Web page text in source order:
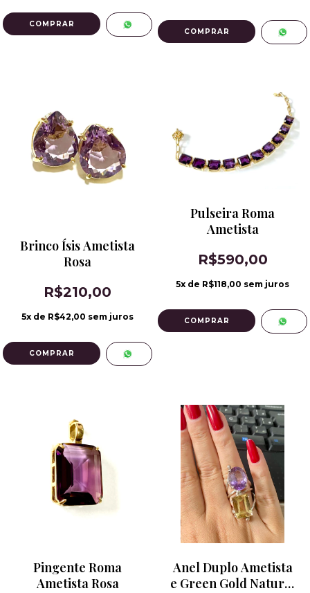
Brinco Ísis Ametista
Rosa
R$210,00
5x de R$42,00 sem juros
Pulseira Roma
Ametista
R$590,00
5x de R$118,00 sem juros
Pingente Roma
Ametista Rosa
Anel Duplo Ametista
e Green Gold Natural